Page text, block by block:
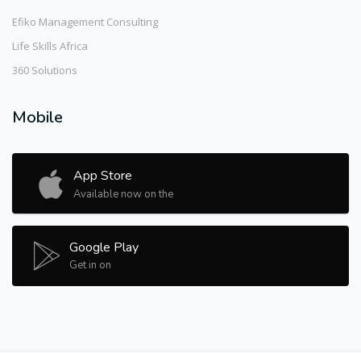
Efiko Management Consulting
Life Skills Africa
360 Solutions
Mobile
App Store
Available now on the
Google Play
Get in on